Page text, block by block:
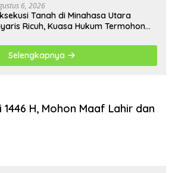
6, 2026
Tanah di Minahasa Utara
Ricuh, Kuasa Hukum Termohon
Selengkapnya
H, Mohon Maaf Lahir dan